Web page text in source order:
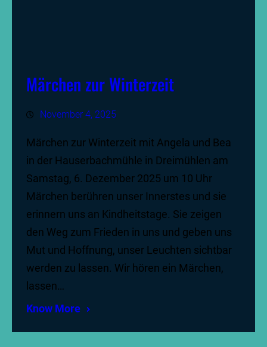
Märchen zur Winterzeit
November 4, 2025
Märchen zur Winterzeit mit Angela und Bea
in der Hauserbachmühle in Dreimühlen am
Samstag, 6. Dezember 2025 um 10 Uhr
Märchen berühren unser Innerstes und sie
erinnern uns an Kindheitstage. Sie zeigen
den Weg zum Frieden in uns und geben uns
Mut und Hoffnung, unser Leuchten sichtbar
werden zu lassen. Wir hören ein Märchen,
lassen…
Know More